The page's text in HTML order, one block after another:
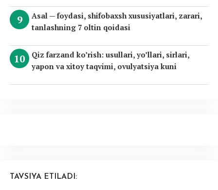
Asal — foydasi, shifobaxsh xususiyatlari, zarari,
tanlashning 7 oltin qoidasi
Qiz farzand ko’rish: usullari, yo’llari, sirlari,
yapon va xitoy taqvimi, ovulyatsiya kuni
TAVSIYA ETILADI: